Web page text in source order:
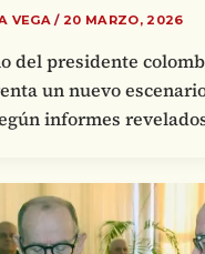
VEGA/ 20 MARZO, 2026
del presidente
un nuevo
informes